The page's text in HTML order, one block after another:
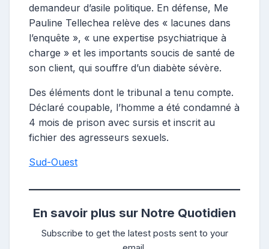
demandeur d’asile politique. En défense, Me
Pauline Tellechea relève des « lacunes dans
l’enquête », « une expertise psychiatrique à
charge » et les importants soucis de santé de
son client, qui souffre d’un diabète sévère.
Des éléments dont le tribunal a tenu compte.
Déclaré coupable, l’homme a été condamné à
4 mois de prison avec sursis et inscrit au
fichier des agresseurs sexuels.
Sud-Ouest
En savoir plus sur Notre Quotidien
Subscribe to get the latest posts sent to your